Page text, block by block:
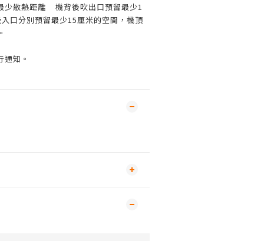
少散熱距離
機背後吹出口預留最少1
口分別預留最少15厘米的空間，機頂
知。